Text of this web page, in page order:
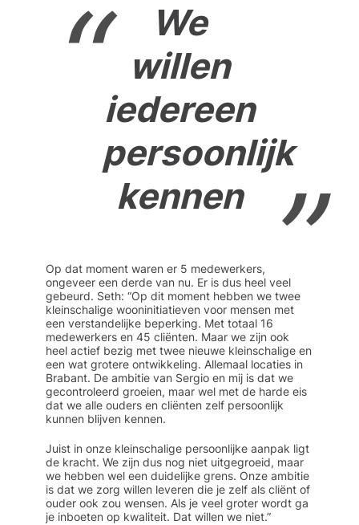
We
willen
iedereen
persoonlijk
kennen
Op dat moment waren er 5 medewerkers,
ongeveer een derde van nu. Er is dus heel veel
gebeurd. Seth: “Op dit moment hebben we twee
kleinschalige wooninitiatieven voor mensen met
een verstandelijke beperking. Met totaal 16
medewerkers en 45 cliënten. Maar we zijn ook
heel actief bezig met twee nieuwe kleinschalige en
een wat grotere ontwikkeling. Allemaal locaties in
Brabant. De ambitie van Sergio en mij is dat we
gecontroleerd groeien, maar wel met de harde eis
dat we alle ouders en cliënten zelf persoonlijk
kunnen blijven kennen.
Juist in onze kleinschalige persoonlijke aanpak ligt
de kracht. We zijn dus nog niet uitgegroeid, maar
we hebben wel een duidelijke grens. Onze ambitie
is dat we zorg willen leveren die je zelf als cliënt of
ouder ook zou wensen. Als je veel groter wordt ga
je inboeten op kwaliteit. Dat willen we niet.”